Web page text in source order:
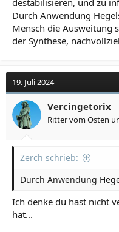
Durch Anwendung
Mensch die Ausweitung
der Synthese,
19. Juli 2024
Vercingetorix
Ritter vom Osten
Zerch schrieb:
Durch Anwendung
Ich denke du hast nicht
hat...